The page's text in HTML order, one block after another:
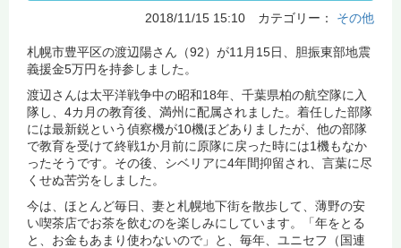
2018/11/15 15:10 カテゴリー： その他
札幌市豊平区の渡辺陽さん（92）が11月15日、胆振東部地震
義援金5万円を持参しました。
渡辺さんは太平洋戦争中の昭和18年、千葉県柏の航空隊に入
隊し、4カ月の教育後、満州に配属されました。着任した部隊
には最新鋭という偵察機が10機ほどありましたが、他の部隊
で教育を受けて終戦1か月前に原隊に戻った時には1機もなか
ったそうです。その後、シベリアに4年間抑留され、言葉に尽
くせぬ苦労をしました。
今は、ほとんど毎日、妻と札幌地下街を散歩して、薄野の安
い喫茶店でお茶を飲むのを楽しみにしています。「年をとる
と、お金もあまり使わないので」と、毎年、ユニセフ（国連